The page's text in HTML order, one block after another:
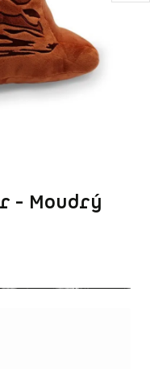
- Moudrý